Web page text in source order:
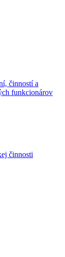
činností a
funkcionárov
činnosti